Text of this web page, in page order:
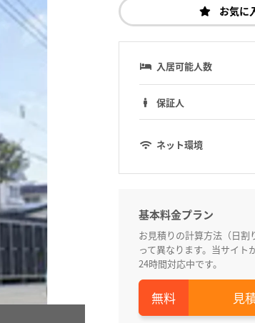
お気に
入居可能人数
保証人
ネット環境
基本料金プラン
お見積りの計算方法（日割
って異なります。当サイト
24時間対応中です。
見